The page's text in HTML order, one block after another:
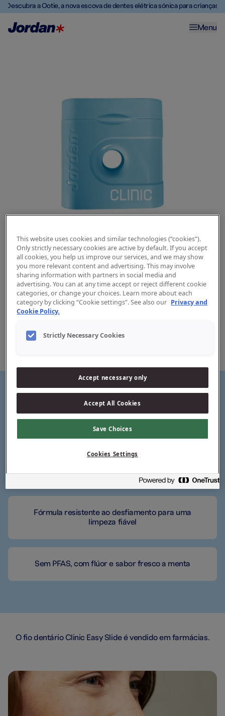
Descubra a Ootie, a nova escova de dentes elétrica sónica para crianças
Menu
Fio dentário Clinic Easy Slide
O Jordan Easy Slide é adaptado a espaços dentários
estreitos. Este fio dentário é especialmente indicado para
Desliza facilmente entre os dentes, tem uma boa aderência
Fita fina e suave para um deslizamento fácil entre os
dentes
Fórmula resistente ao desfiamento para uma
limpeza fiável
Sem PFAS, com flúor e sabor fresco a menta
O fio dentário Clinic Easy Slide é vendido em farmácias.
This website uses cookies and similar technologies (“cookies”).
Only strictly necessary cookies are active by default. If you accept
all cookies, you help us improve our services, and we may show
you more relevant content and advertising. This may involve
sharing information with partners in social media and
advertising. You can at any time accept or reject different cookie
categories, or change your choices. Learn more about each
category by clicking “Cookie settings”. See also our Privacy and
Cookie Policy.
Strictly Necessary Cookies
Accept necessary only
Accept All Cookies
Save Choices
Cookies Settings